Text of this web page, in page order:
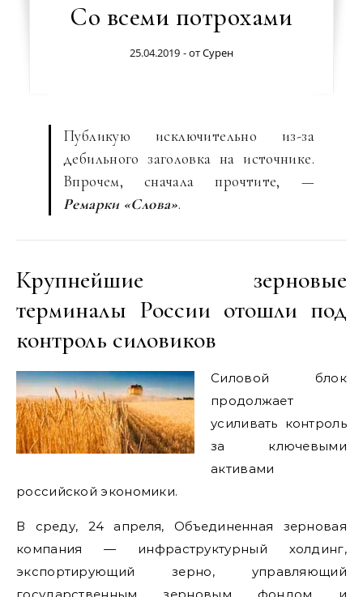
Со всеми потрохами
25.04.2019 - отСурен
Публикую исключительно из-за
дебильного заголовка на источнике.
Впрочем, сначала прочтите, —
Ремарки «Слова».
Крупнейшие зерновые
терминалы России отошли под
контроль силовиков
Силовой блок
продолжает
усиливать контроль
за ключевыми
активами
российской экономики.
В среду, 24 апреля, Объединенная зерновая
компания — инфраструктурный холдинг,
экспортирующий зерно, управляющий